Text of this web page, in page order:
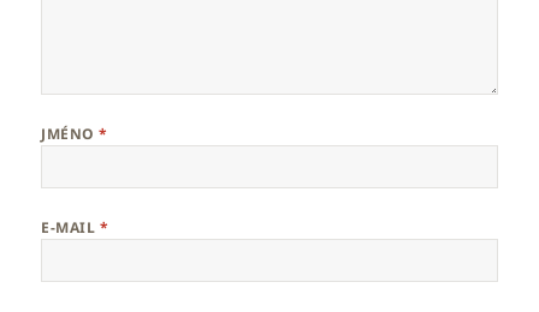
JMÉNO*
E-MAIL *